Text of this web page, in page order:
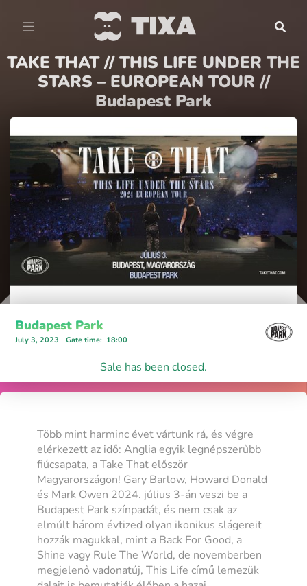
TAKE THAT // THIS LIFE UNDER THE
STARS – EUROPEAN TOUR //
Budapest Park
Budapest Park
July 3, 2023 Gate time: 18:00
Sale has been closed.
Több mint harminc évet vártunk rá, és végre
elérkezett az idő: Anglia egyik legnépszerűbb
fiúcsapata, a Take That először
Magyarországon! Gary Barlow, Howard Donald
és Mark Owen 2024. július 3-án veszi be a
Budapest Park színpadát, és nem csak az
elmúlt három évtized olyan ikonikus slágereit
hozzák magukkal, mint a Back For Good, a
Shine vagy Rule The World, de novemberben
megjelenő vadonatúj, This Life című lemezük